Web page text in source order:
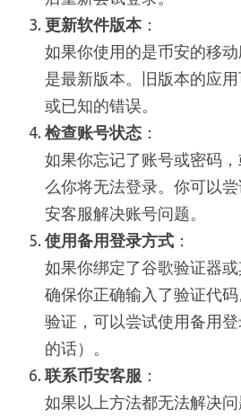
更新软件版本：
如果你使用的是币安的移
是最新版本。旧版本的应
或已知的错误。
检查账号状态 ：
如果你忘记了账号或密码
么你将无法登录。你可以
安客服解决账号问题。
使用备用登录方式 ：
如果你绑定了谷歌验证器或
确保你正确输入了验证代
验证，可以尝试使用备用
的话）。
联系币安客服 ：
如果以上方法都无法解决